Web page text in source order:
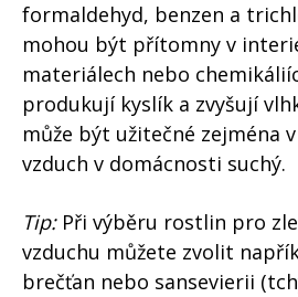
formaldehyd, benzen a
mohou být přítomny v
materiálech nebo
produkují kyslík a zvyšují
může být užitečné zejména
vzduch v domácnosti suchý.
Tip:Při výběru rostlin pro
vzduchu můžete zvolit
brečťan nebo sansevierii